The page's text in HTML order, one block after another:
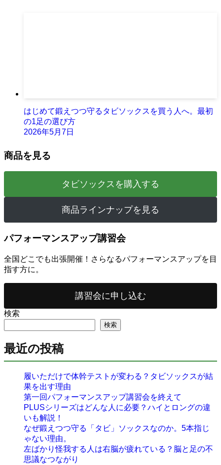
はじめて鍛えつつ守るタビソックスを買う人へ。最初
の1足の選び方
2026年5月7日
商品を見る
タビソックスを購入する
商品ラインナップを見る
パフォーマンスアップ講習会
全国どこでも出張開催！さらなるパフォーマンスアップを目
指す方に。
講習会に申し込む
検索
検索
最近の投稿
履いただけで体幹テストが変わる？タビソックスが結
果を出す理由
第一回パフォーマンスアップ講習会を終えて
PLUSシリーズはどんな人に必要？ハイとロングの違
いも解説！
なぜ鍛えつつ守る「タビ」ソックスなのか。5本指じ
ゃない理由。
左ばかり怪我する人は右脳が疲れている？脳と足の不
思議なつながり